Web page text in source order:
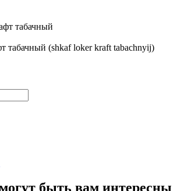
табачный
быть вам интересны